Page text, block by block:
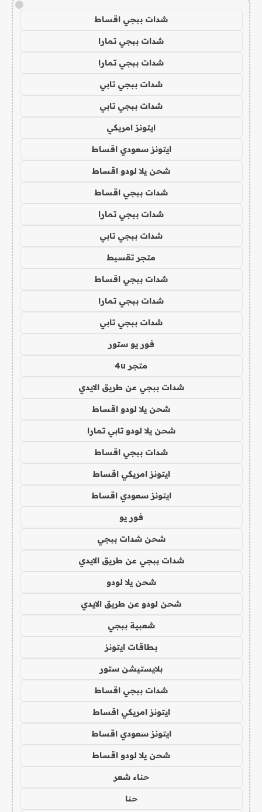
!
شدات ببجي اقساط
شدات ببجي تمارا
شدات ببجي تمارا
شدات ببجي تابي
شدات ببجي تابي
ايتونز امريكي
ايتونز سعودي اقساط
شحن يلا لودو اقساط
شدات ببجي اقساط
شدات ببجي تمارا
شدات ببجي تابي
متجر تقسيط
شدات ببجي اقساط
شدات ببجي تمارا
شدات ببجي تابي
فور يو ستور
متجر 4u
شدات ببجي عن طريق الايدي
شحن يلا لودو اقساط
شحن يلا لودو تابي تمارا
شدات ببجي اقساط
ايتونز امريكي اقساط
ايتونز سعودي اقساط
فور يو
شحن شدات ببجي
شدات ببجي عن طريق الايدي
شحن يلا لودو
شحن لودو عن طريق الايدي
شعبية ببجي
بطاقات ايتونز
بلايستيشن ستور
شدات ببجي اقساط
ايتونز امريكي اقساط
ايتونز سعودي اقساط
شحن يلا لودو اقساط
حناء شعر
حنا